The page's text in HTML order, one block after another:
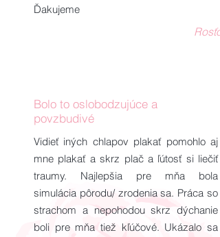
Ďakujeme
Rosťo
Bolo to oslobodzujúce a
povzbudivé
Vidieť iných chlapov plakať pomohlo aj
mne plakať a skrz plač a ľútosť si liečiť
traumy. Najlepšia pre mňa bola
simulácia pôrodu/ zrodenia sa. Práca so
strachom a nepohodou skrz dýchanie
boli pre mňa tiež kľúčové. Ukázalo sa